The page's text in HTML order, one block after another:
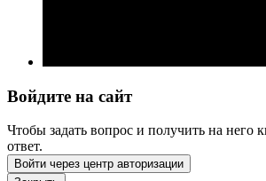
Войдите на сайт
Чтобы задать вопрос и получить на него
ответ.
Войти через центр авторизации